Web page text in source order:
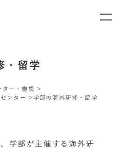
・留学
ター・施設
ンター
学部の海外研修・留学
学部が主催する海外研